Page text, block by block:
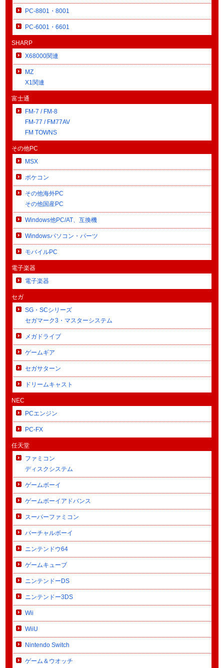
PC-8801・8001
PC-6001・6601
SHARP
X68000関連
MZ
X1関連
富士通
FM-7 / FM-8
FM-77 / FM77AV
FM TOWNS
その他PC
MSX
ポケコン
その他海外PC
その他国産PC
Windows他PC/AT、互換機
Windowsパソコン・パーツ
モバイルPC
電子楽器
電子楽器
セガ
SG・SCシリーズ
セガマーク3・マスターシステム
メガドライブ
ゲームギア
セガサターン
ドリームキャスト
NEC
PCエンジン
PC-FX
任天堂
ファミコン
ディスクシステム
ゲームボーイ
ゲームボーイアドバンス
スーパーファミコン
バーチャルボーイ
ニンテンドウ64
ゲームキューブ
ニンテンドーDS
ニンテンドー3DS
Wii
WiiU
Nintendo Switch
ゲーム＆ウオッチ